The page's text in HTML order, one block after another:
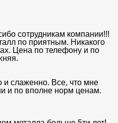
сотрудникам компании!!!
по приятным. Никакого
Цена по телефону и по
и слаженно. Все, что мне
и по вполне норм ценам.